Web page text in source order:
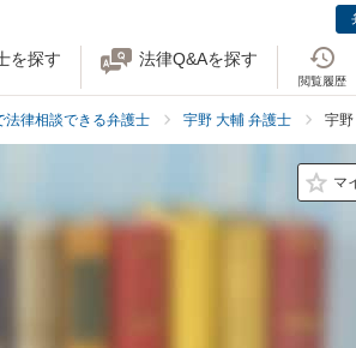
を探す 法律Q&Aを探す
閲覧履歴
法律相談できる弁護士 宇野 大輔 弁護士 宇野
マ